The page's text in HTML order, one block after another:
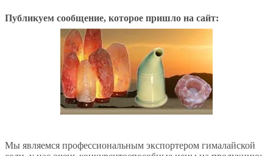
Публикуем сообщение, которое пришло на сайт:
Мы являемся профессиональным экспортером гималайской